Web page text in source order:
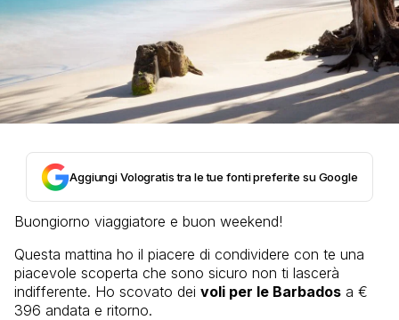
Aggiungi Vologratis tra le tue fonti preferite su Google
Buongiorno viaggiatore e buon weekend!
Questa mattina ho il piacere di condividere con te una
piacevole scoperta che sono sicuro non ti lascerà
indifferente. Ho scovato dei voli per le Barbados a €
396 andata e ritorno.